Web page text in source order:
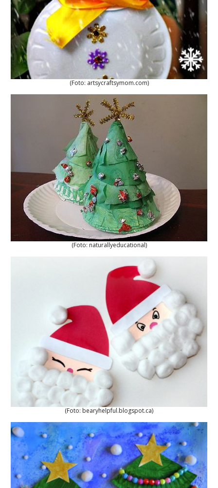
(Foto: artsycraftsymom.com)
(Foto: naturallyeducational)
(Foto: bearyhelpful.blogspot.ca)